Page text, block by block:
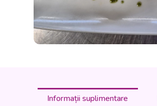
Informații suplimentare